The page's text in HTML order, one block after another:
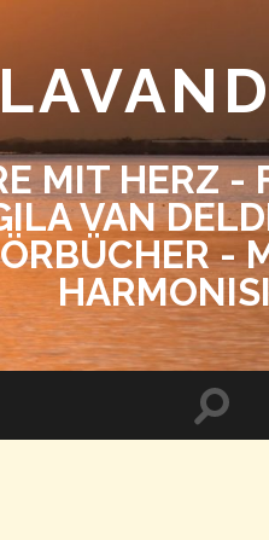
MIT HERZ -
VAN
-